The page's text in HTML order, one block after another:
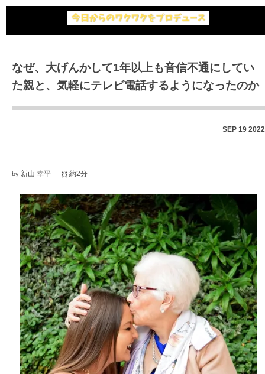
なぜ、大げんかして1年以上も音信不通にしてい
た親と、気軽にテレビ電話するようになったのか
SEP 19 2022
by 新山 幸平 約2分